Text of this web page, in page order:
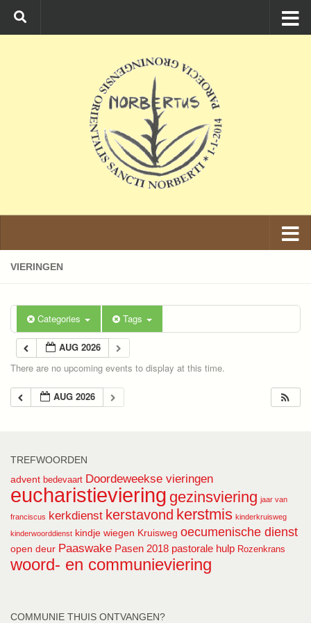
Ga naar de inhoud
VIERINGEN
Categories Tags
AUG 2026
There are no upcoming events to display at this time.
AUG 2026
TREFWOORDEN
advent bedevaart Doordeweekse vieringen
eucharistieviering gezinsviering jaar van
franciscus kerkdienst kerstavond kerstmis kinderkruisweg
kinderwoorddienst kindje wiegen Kruisweg oecumenische dienst
open deur Paaswake Pasen 2018 pastorale hulp Rozenkrans
woord- en communieviering
COMMUNIE THUIS ONTVANGEN?